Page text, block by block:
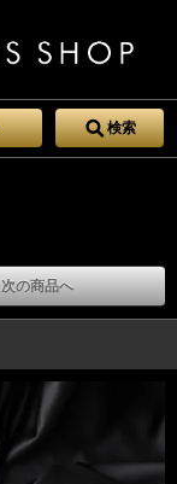
検索
次の商品へ